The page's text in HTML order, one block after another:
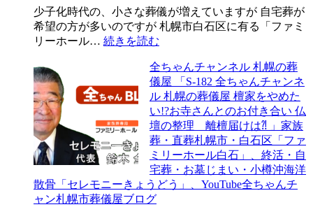
幌
の
儀
屋
、
家
族
葬・
直
葬
札
幌
洋
散
骨
お
ま
、
家
族
葬・
直
葬
葬
儀
屋
原
自
然
に
る
海
少子化時代の、小さな葬儀が増えていますが 自宅葬が
希望の方が多いのですが 札幌市白石区に有る「ファミ
リーホール… 続きを読む
ち
ゃ
ん
チ
ャ
ン
ネ
ル
札
全ちゃんチャンネル 札幌の葬
儀屋 「S-182 全ちゃんチャンネ
ル 札幌の葬儀屋 檀家をやめた
い!?お寺さんとのお付き合い 仏
壇の整理 離檀届けは⁈ 」家族
葬・直葬札幌市・白石区「ファ
ミリーホール白石」、終活・自
宅葬・お墓じまい・小樽沖海洋
散骨「セレモニーきょうどう」、YouTube全ちゃんチ
ャン札幌市葬儀屋ブログ